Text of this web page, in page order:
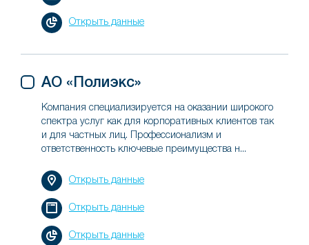
Открыть данные
АО «Полиэкс»
Компания специализируется на оказании широкого
спектра услуг как для корпоративных клиентов так
и для частных лиц. Профессионализм и
ответственность ключевые преимущества н...
Открыть данные
Открыть данные
Открыть данные